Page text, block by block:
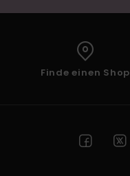
Finde einen Shop